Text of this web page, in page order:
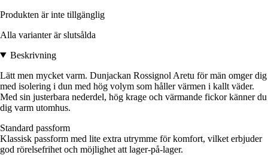
Produkten är inte tillgänglig
Alla varianter är slutsålda
Beskrivning
Lätt men mycket varm. Dunjackan Rossignol Aretu för män omger dig
med isolering i dun med hög volym som håller värmen i kallt väder.
Med sin justerbara nederdel, hög krage och värmande fickor känner du
dig varm utomhus.
Standard passform
Klassisk passform med lite extra utrymme för komfort, vilket erbjuder
god rörelsefrihet och möjlighet att lager-på-lager.